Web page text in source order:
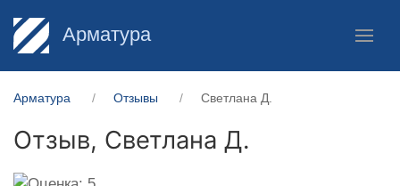
Арматура
Арматура Отзывы Светлана Д.
Отзыв, Светлана Д.